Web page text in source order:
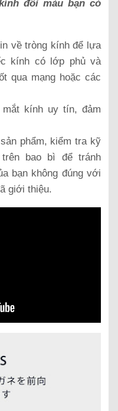
đổi màu bạn có
về tròng kính để lựa
kính có lớp phủ và
qua mạng hoặc các
kính uy tín, đảm
phẩm, kiểm tra kỹ
bao bì để tránh
bạn không đúng với
giới thiệu.